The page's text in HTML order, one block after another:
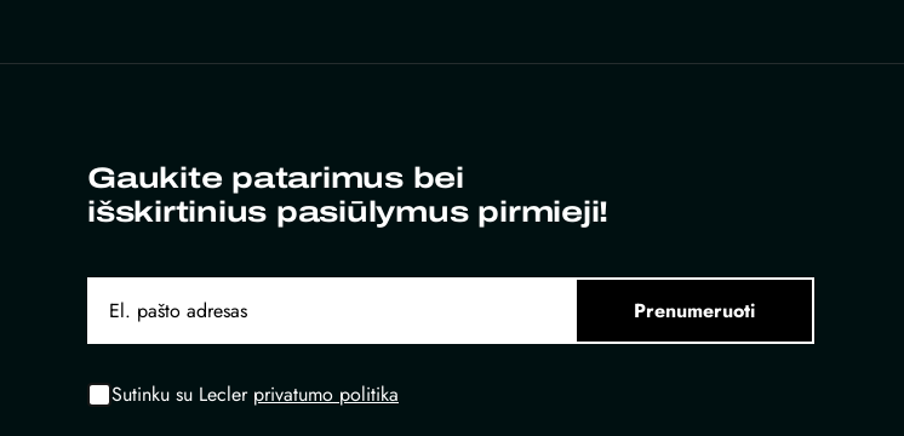
Gaukite patarimus bei
išskirtinius pasiūlymus pirmieji!
Prenumeruoti
Sutinku su Lecler privatumo politika